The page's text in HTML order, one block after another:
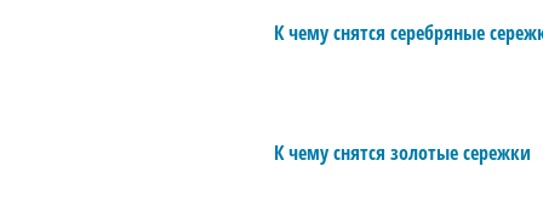
К чему снятся серебряные
К чему снятся золотые сережки